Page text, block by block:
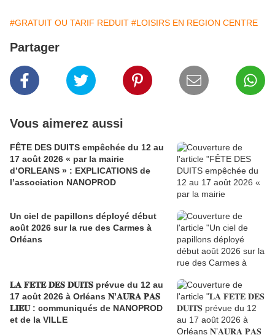
#GRATUIT OU TARIF REDUIT #LOISIRS EN REGION CENTRE
Partager
Vous aimerez aussi
FÊTE DES DUITS empêchée du 12 au
17 août 2026 « par la mairie
d’ORLEANS » : EXPLICATIONS de
l’association NANOPROD
Un ciel de papillons déployé début
août 2026 sur la rue des Carmes à
Orléans
𝐋𝐀 𝐅𝐄𝐓𝐄 𝐃𝐄𝐒 𝐃𝐔𝐈𝐓𝐒 prévue du 12 au
17 août 2026 à Orléans 𝐍’𝐀𝐔𝐑𝐀 𝐏𝐀𝐒
𝐋𝐈𝐄𝐔 : communiqués de NANOPROD
et de la VILLE